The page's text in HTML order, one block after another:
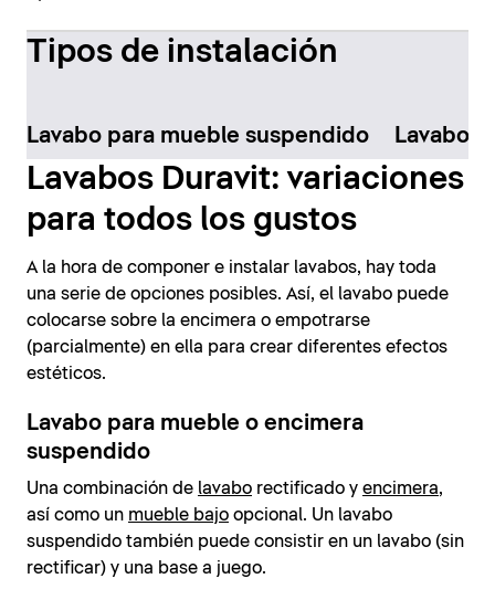
Tipos de instalación
Lavabo para mueble suspendido Lavabo
Lavabos Duravit: variaciones
para todos los gustos
A la hora de componer e instalar lavabos, hay toda
una serie de opciones posibles. Así, el lavabo puede
colocarse sobre la encimera o empotrarse
(parcialmente) en ella para crear diferentes efectos
estéticos.
Lavabo para mueble o encimera
suspendido
Una combinación de lavabo rectificado y encimera,
así como un mueble bajo opcional. Un lavabo
suspendido también puede consistir en un lavabo (sin
rectificar) y una base a juego.